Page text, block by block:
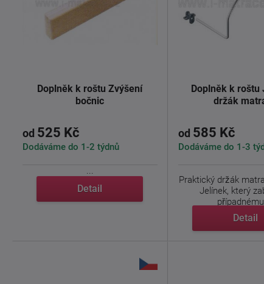
Doplněk k roštu Zvýšení
bočnic
od 525 Kč
Dodáváme do 1-2 týdnů
...
Detail
Doplněk k roštu
držák
od 585 Kč
Dodáváme do 1-3
Praktický držák
Jelínek, který
Detail